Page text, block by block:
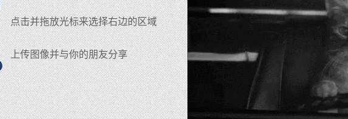
点击并拖放光标来选择右边的区域
上传图像并与你的朋友分享